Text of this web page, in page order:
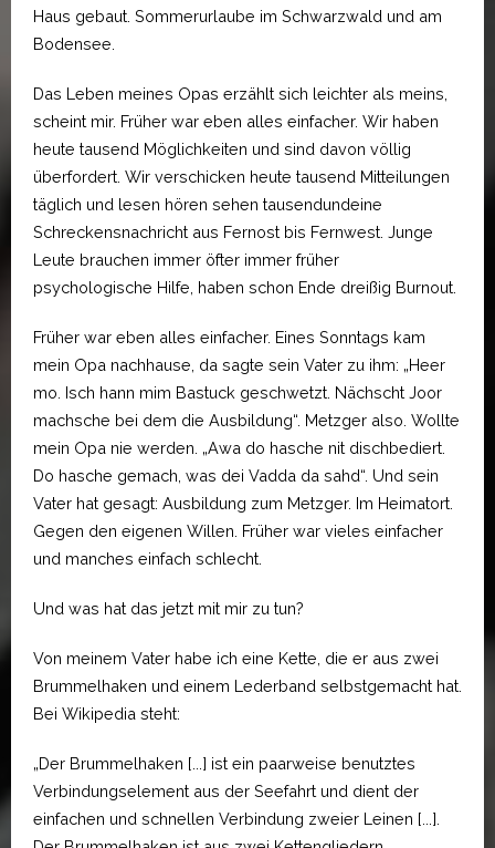
Haus gebaut. Sommerurlaube im Schwarzwald und am
Bodensee.
Das Leben meines Opas erzählt sich leichter als meins,
scheint mir. Früher war eben alles einfacher. Wir haben
heute tausend Möglichkeiten und sind davon völlig
überfordert. Wir verschicken heute tausend Mitteilungen
täglich und lesen hören sehen tausendundeine
Schreckensnachricht aus Fernost bis Fernwest. Junge
Leute brauchen immer öfter immer früher
psychologische Hilfe, haben schon Ende dreißig Burnout.
Früher war eben alles einfacher. Eines Sonntags kam
mein Opa nachhause, da sagte sein Vater zu ihm: „Heer
mo. Isch hann mim Bastuck geschwetzt. Nächscht Joor
machsche bei dem die Ausbildung“. Metzger also. Wollte
mein Opa nie werden. „Awa do hasche nit dischbediert.
Do hasche gemach, was dei Vadda da sahd“. Und sein
Vater hat gesagt: Ausbildung zum Metzger. Im Heimatort.
Gegen den eigenen Willen. Früher war vieles einfacher
und manches einfach schlecht.
Und was hat das jetzt mit mir zu tun?
Von meinem Vater habe ich eine Kette, die er aus zwei
Brummelhaken und einem Lederband selbstgemacht hat.
Bei Wikipedia steht:
„Der Brummelhaken [...] ist ein paarweise benutztes
Verbindungselement aus der Seefahrt und dient der
einfachen und schnellen Verbindung zweier Leinen [...].